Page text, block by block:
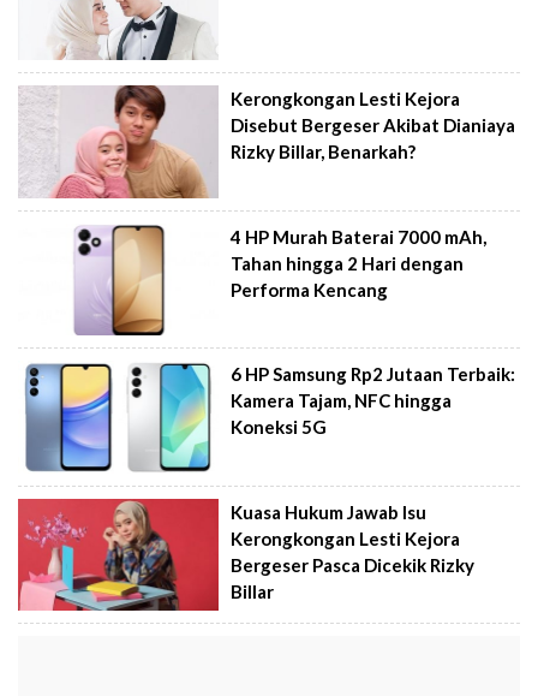
Kerongkongan Lesti Kejora
Disebut Bergeser Akibat Dianiaya
Rizky Billar, Benarkah?
4 HP Murah Baterai 7000 mAh,
Tahan hingga 2 Hari dengan
Performa Kencang
6 HP Samsung Rp2 Jutaan Terbaik:
Kamera Tajam, NFC hingga
Koneksi 5G
Kuasa Hukum Jawab Isu
Kerongkongan Lesti Kejora
Bergeser Pasca Dicekik Rizky
Billar